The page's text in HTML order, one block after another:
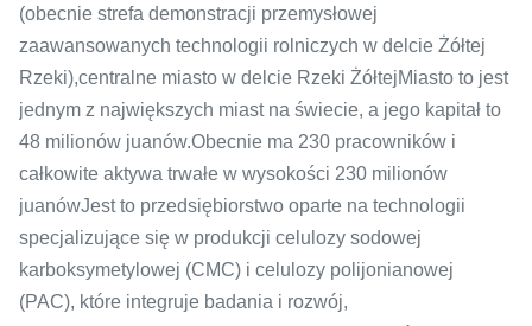
(obecnie strefa demonstracji przemysłowej
zaawansowanych technologii rolniczych w delcie Żółtej
Rzeki),centralne miasto w delcie Rzeki ŻółtejMiasto to jest
jednym z największych miast na świecie, a jego kapitał to
48 milionów juanów.Obecnie ma 230 pracowników i
całkowite aktywa trwałe w wysokości 230 milionów
juanówJest to przedsiębiorstwo oparte na technologii
specjalizujące się w produkcji celulozy sodowej
karboksymetylowej (CMC) i celulozy polijonianowej
(PAC), które integruje badania i rozwój,